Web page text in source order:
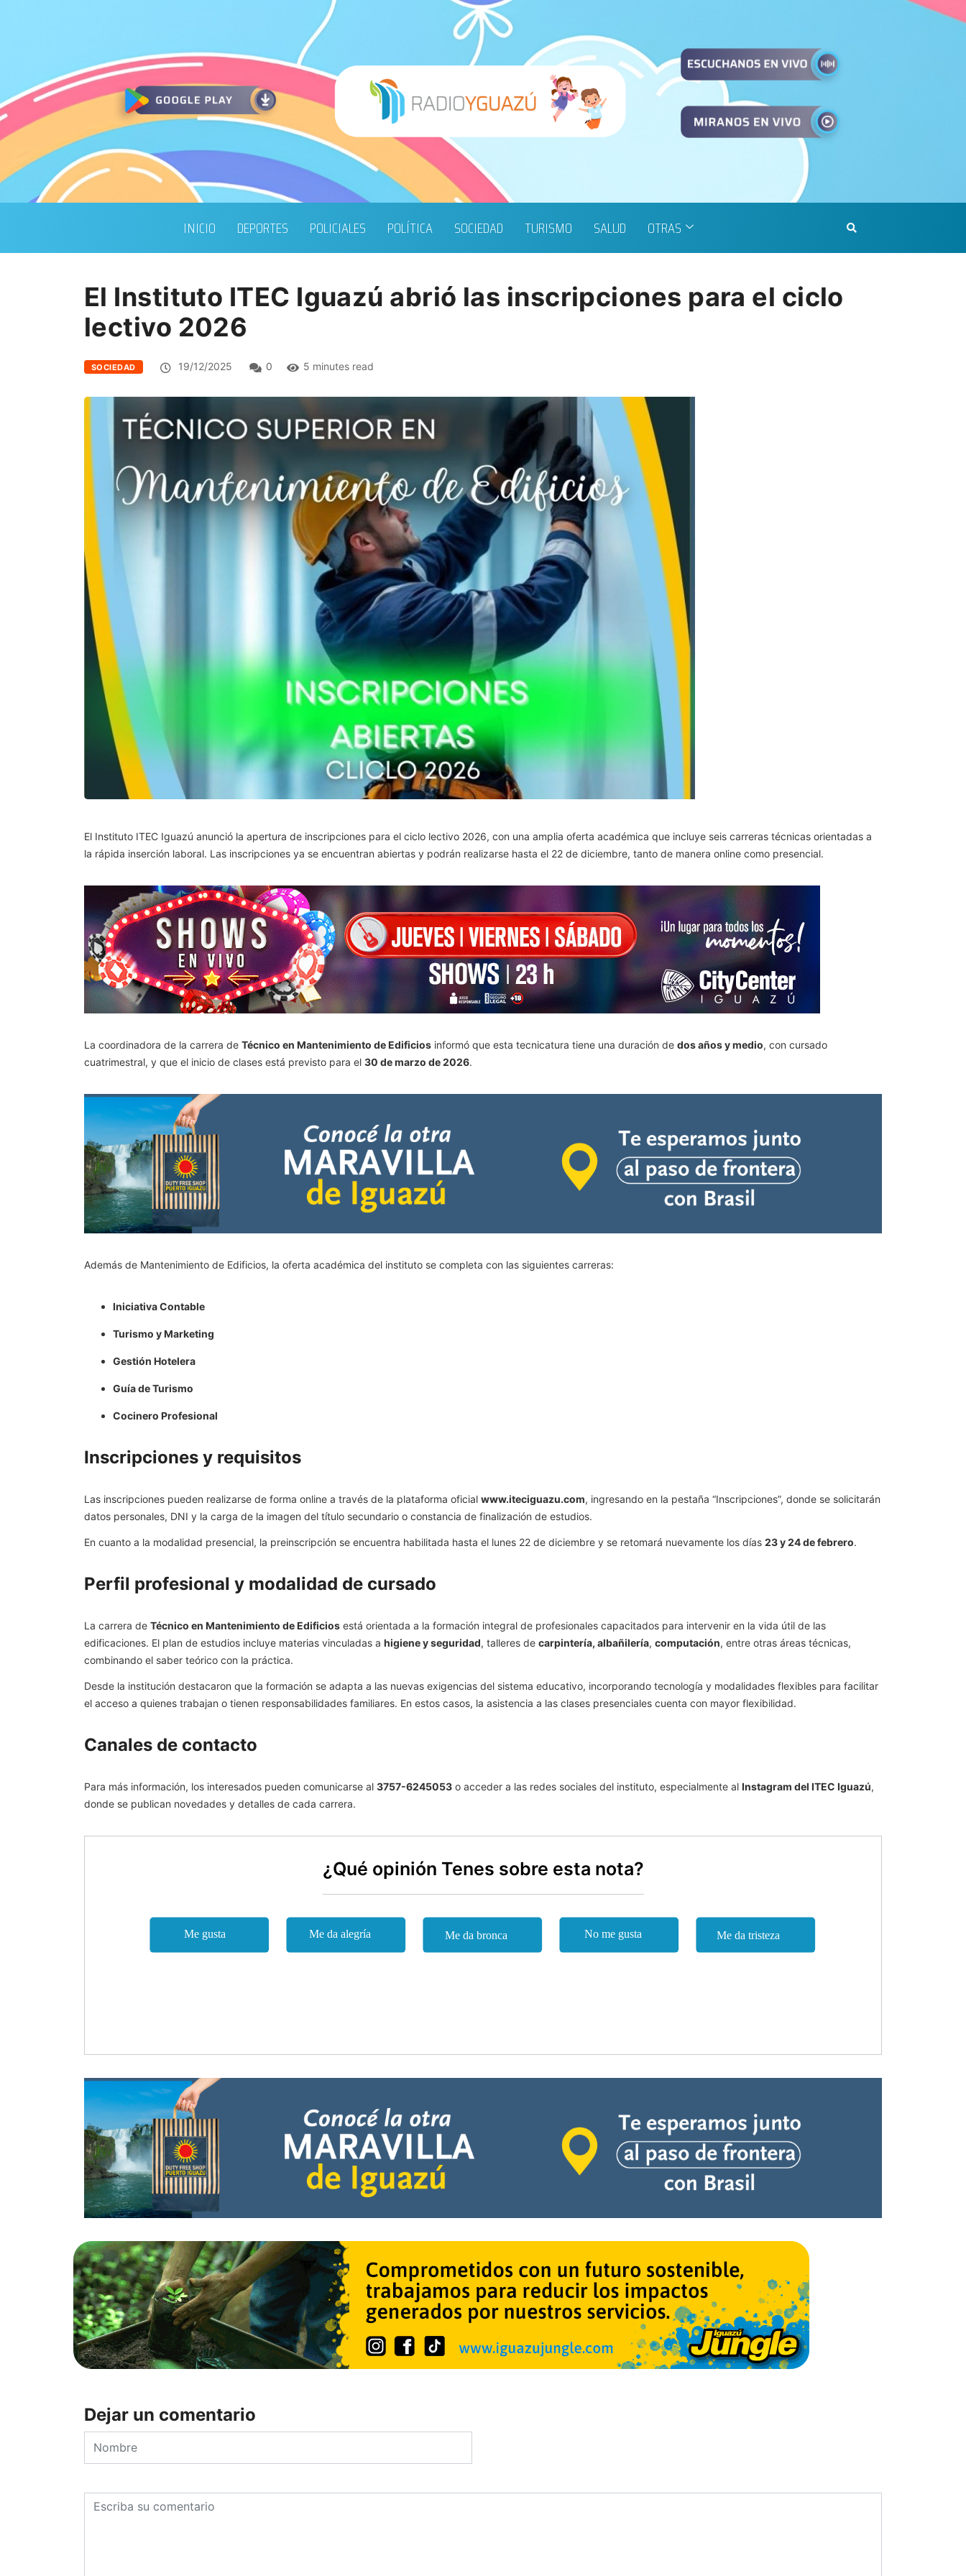
INICIO DEPORTES POLICIALES POLÍTICA SOCIEDAD TURISMO SALUD OTRAS
El Instituto ITEC Iguazú abrió las inscripciones para el ciclo
lectivo 2026
SOCIEDAD 19/12/2025 0 5 minutes read
El Instituto ITEC Iguazú anunció la apertura de inscripciones para el ciclo lectivo 2026, con una amplia oferta académica que incluye seis carreras técnicas orientadas a
la rápida inserción laboral. Las inscripciones ya se encuentran abiertas y podrán realizarse hasta el 22 de diciembre, tanto de manera online como presencial.
La coordinadora de la carrera de Técnico en Mantenimiento de Edificios informó que esta tecnicatura tiene una duración de dos años y medio, con cursado
cuatrimestral, y que el inicio de clases está previsto para el 30 de marzo de 2026.
Además de Mantenimiento de Edificios, la oferta académica del instituto se completa con las siguientes carreras:
Iniciativa Contable
Turismo y Marketing
Gestión Hotelera
Guía de Turismo
Cocinero Profesional
Inscripciones y requisitos
Las inscripciones pueden realizarse de forma online a través de la plataforma oficial www.iteciguazu.com, ingresando en la pestaña “Inscripciones”, donde se solicitarán
datos personales, DNI y la carga de la imagen del título secundario o constancia de finalización de estudios.
En cuanto a la modalidad presencial, la preinscripción se encuentra habilitada hasta el lunes 22 de diciembre y se retomará nuevamente los días 23 y 24 de febrero.
Perfil profesional y modalidad de cursado
La carrera de Técnico en Mantenimiento de Edificios está orientada a la formación integral de profesionales capacitados para intervenir en la vida útil de las
edificaciones. El plan de estudios incluye materias vinculadas a higiene y seguridad, talleres de carpintería, albañilería, computación, entre otras áreas técnicas,
combinando el saber teórico con la práctica.
Desde la institución destacaron que la formación se adapta a las nuevas exigencias del sistema educativo, incorporando tecnología y modalidades flexibles para facilitar
el acceso a quienes trabajan o tienen responsabilidades familiares. En estos casos, la asistencia a las clases presenciales cuenta con mayor flexibilidad.
Canales de contacto
Para más información, los interesados pueden comunicarse al 3757-6245053 o acceder a las redes sociales del instituto, especialmente al Instagram del ITEC Iguazú,
donde se publican novedades y detalles de cada carrera.
¿Qué opinión Tenes sobre esta nota?
Dejar un comentario